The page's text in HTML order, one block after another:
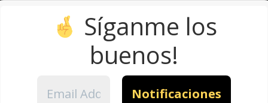
Síganme los
buenos!